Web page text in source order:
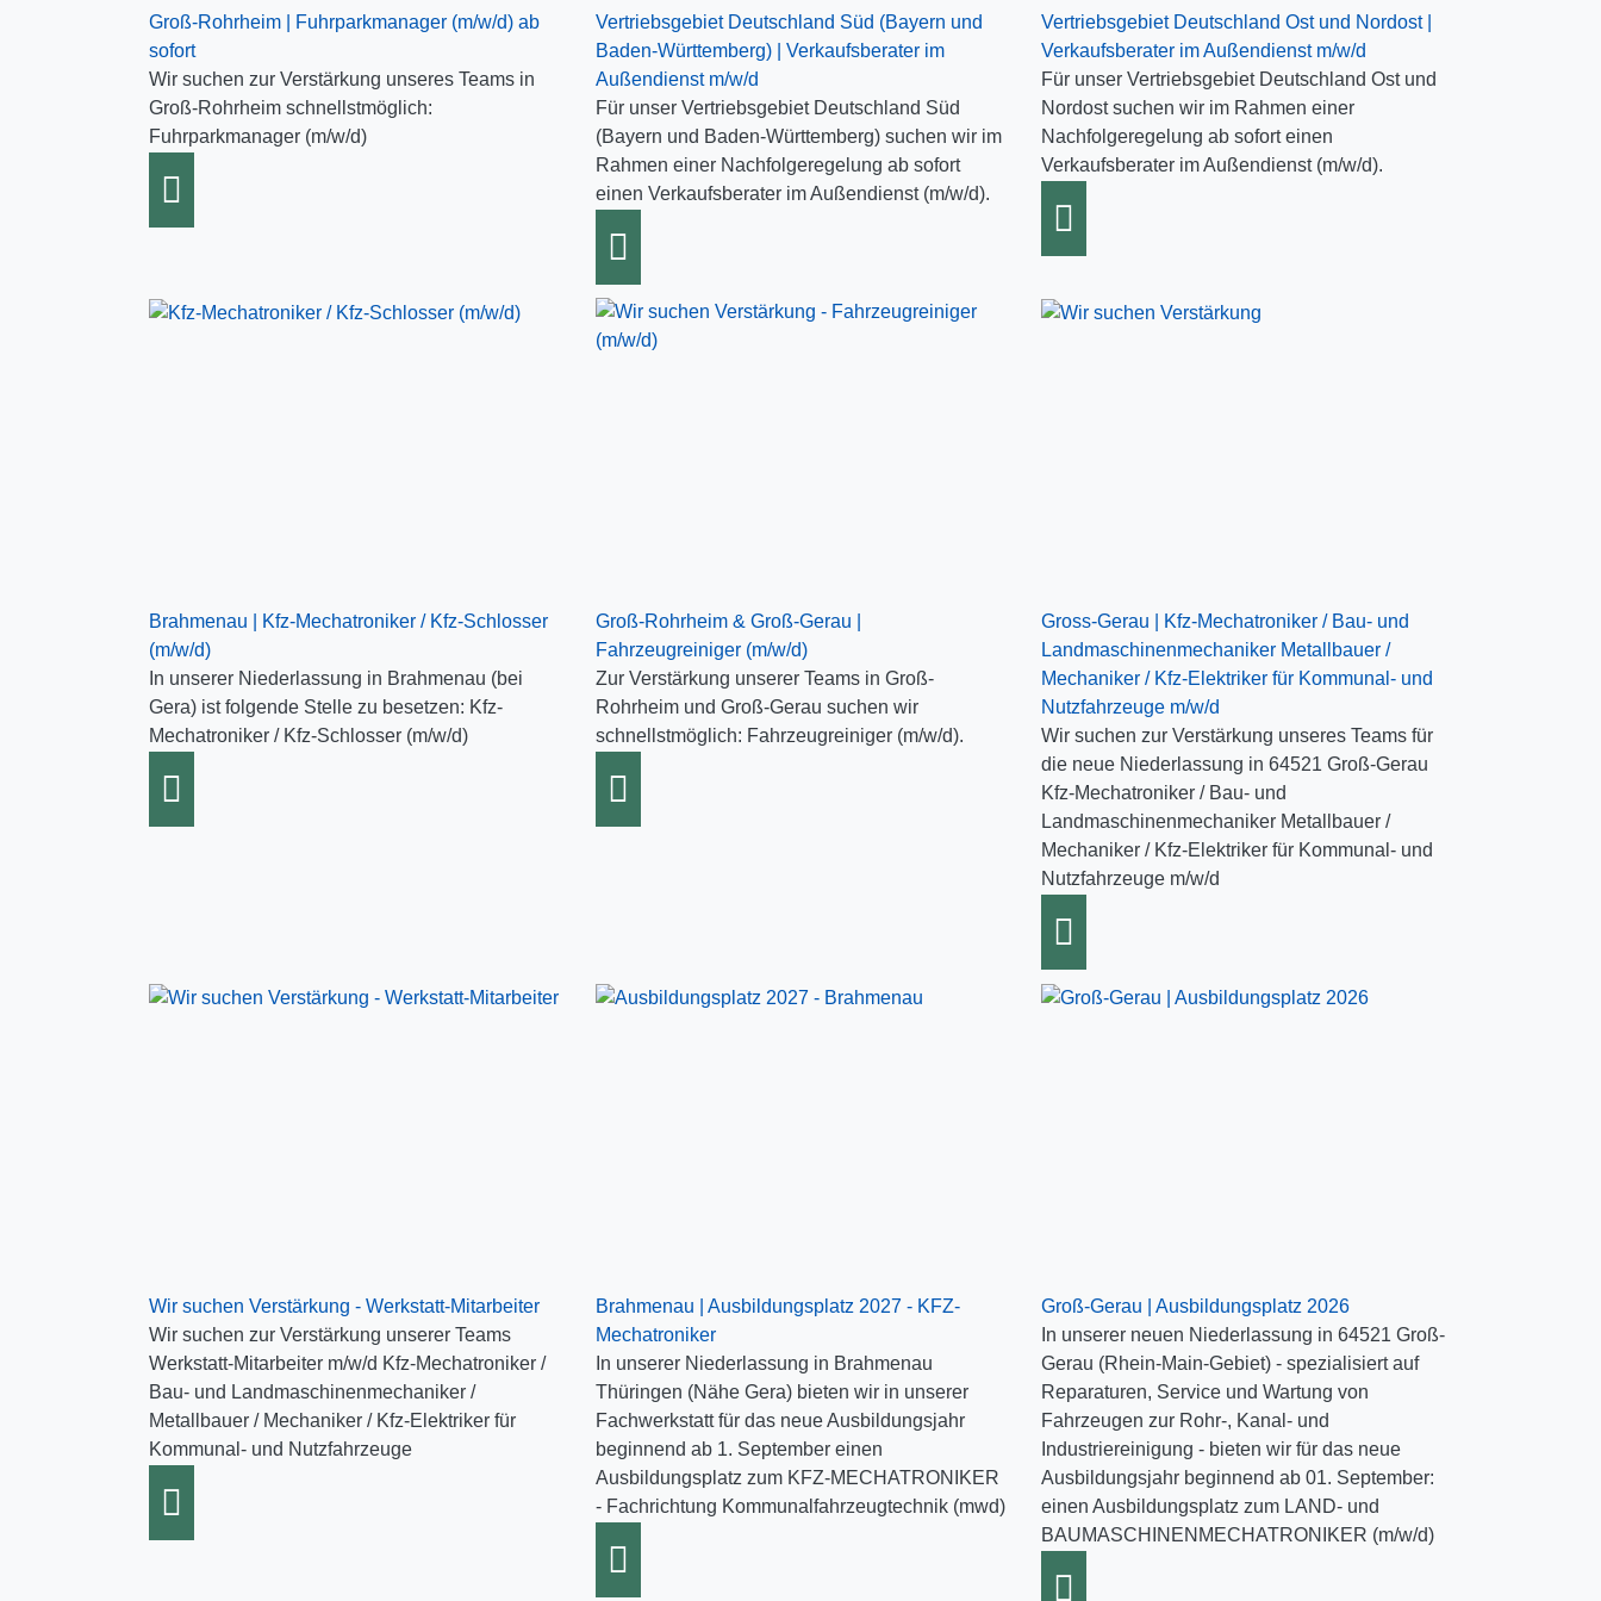
Groß-Rohrheim | Fuhrparkmanager (m/w/d) ab
sofort
Wir suchen zur Verstärkung unseres Teams in
Groß-Rohrheim schnellstmöglich:
Fuhrparkmanager (m/w/d)
Vertriebsgebiet Deutschland Süd (Bayern und
Baden-Württemberg) | Verkaufsberater im
Außendienst m/w/d
Für unser Vertriebsgebiet Deutschland Süd
(Bayern und Baden-Württemberg) suchen wir im
Rahmen einer Nachfolgeregelung ab sofort
einen Verkaufsberater im Außendienst (m/w/d).
Vertriebsgebiet Deutschland Ost und Nordost |
Verkaufsberater im Außendienst m/w/d
Für unser Vertriebsgebiet Deutschland Ost und
Nordost suchen wir im Rahmen einer
Nachfolgeregelung ab sofort einen
Verkaufsberater im Außendienst (m/w/d).
Brahmenau | Kfz-Mechatroniker / Kfz-Schlosser
(m/w/d)
In unserer Niederlassung in Brahmenau (bei
Gera) ist folgende Stelle zu besetzen: Kfz-
Mechatroniker / Kfz-Schlosser (m/w/d)
Groß-Rohrheim & Groß-Gerau |
Fahrzeugreiniger (m/w/d)
Zur Verstärkung unserer Teams in Groß-
Rohrheim und Groß-Gerau suchen wir
schnellstmöglich: Fahrzeugreiniger (m/w/d).
Gross-Gerau | Kfz-Mechatroniker / Bau- und
Landmaschinenmechaniker Metallbauer /
Mechaniker / Kfz-Elektriker für Kommunal- und
Nutzfahrzeuge m/w/d
Wir suchen zur Verstärkung unseres Teams für
die neue Niederlassung in 64521 Groß-Gerau
Kfz-Mechatroniker / Bau- und
Landmaschinenmechaniker Metallbauer /
Mechaniker / Kfz-Elektriker für Kommunal- und
Nutzfahrzeuge m/w/d
Wir suchen Verstärkung - Werkstatt-Mitarbeiter
Wir suchen zur Verstärkung unserer Teams
Werkstatt-Mitarbeiter m/w/d Kfz-Mechatroniker /
Bau- und Landmaschinenmechaniker /
Metallbauer / Mechaniker / Kfz-Elektriker für
Kommunal- und Nutzfahrzeuge
Brahmenau | Ausbildungsplatz 2027 - KFZ-
Mechatroniker
In unserer Niederlassung in Brahmenau
Thüringen (Nähe Gera) bieten wir in unserer
Fachwerkstatt für das neue Ausbildungsjahr
beginnend ab 1. September einen
Ausbildungsplatz zum KFZ-MECHATRONIKER
- Fachrichtung Kommunalfahrzeugtechnik (mwd)
Groß-Gerau | Ausbildungsplatz 2026
In unserer neuen Niederlassung in 64521 Groß-
Gerau (Rhein-Main-Gebiet) - spezialisiert auf
Reparaturen, Service und Wartung von
Fahrzeugen zur Rohr-, Kanal- und
Industriereinigung - bieten wir für das neue
Ausbildungsjahr beginnend ab 01. September:
einen Ausbildungsplatz zum LAND- und
BAUMASCHINENMECHATRONIKER (m/w/d)